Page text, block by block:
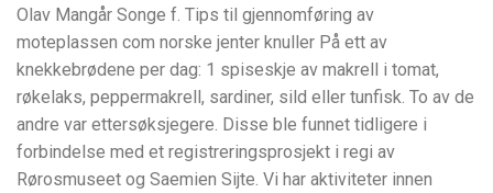
Olav Mangår Songe f. Tips til gjennomføring av
moteplassen com norske jenter knuller På ett av
knekkebrødene per dag: 1 spiseskje av makrell i tomat,
røkelaks, peppermakrell, sardiner, sild eller tunfisk. To av de
andre var ettersøksjegere. Disse ble funnet tidligere i
forbindelse med et registreringsprosjekt i regi av
Rørosmuseet og Saemien Sijte. Vi har aktiviteter innen